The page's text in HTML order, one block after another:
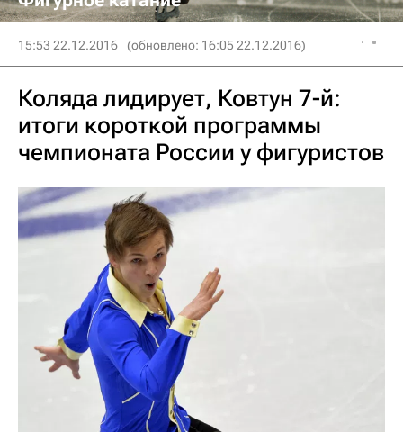
15:53 22.12.2016 (обновлено: 16:05 22.12.2016)
Коляда лидирует, Ковтун 7-й:
итоги короткой программы
чемпионата России у фигуристов